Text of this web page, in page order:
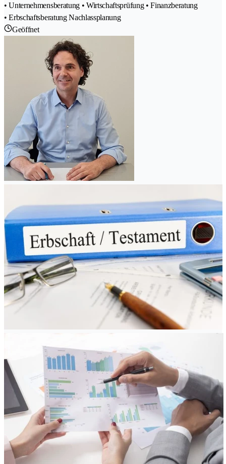
• Unternehmensberatung • Wirtschaftsprüfung • Finanzberatung
• Erbschaftsberatung Nachlassplanung
Geöffnet